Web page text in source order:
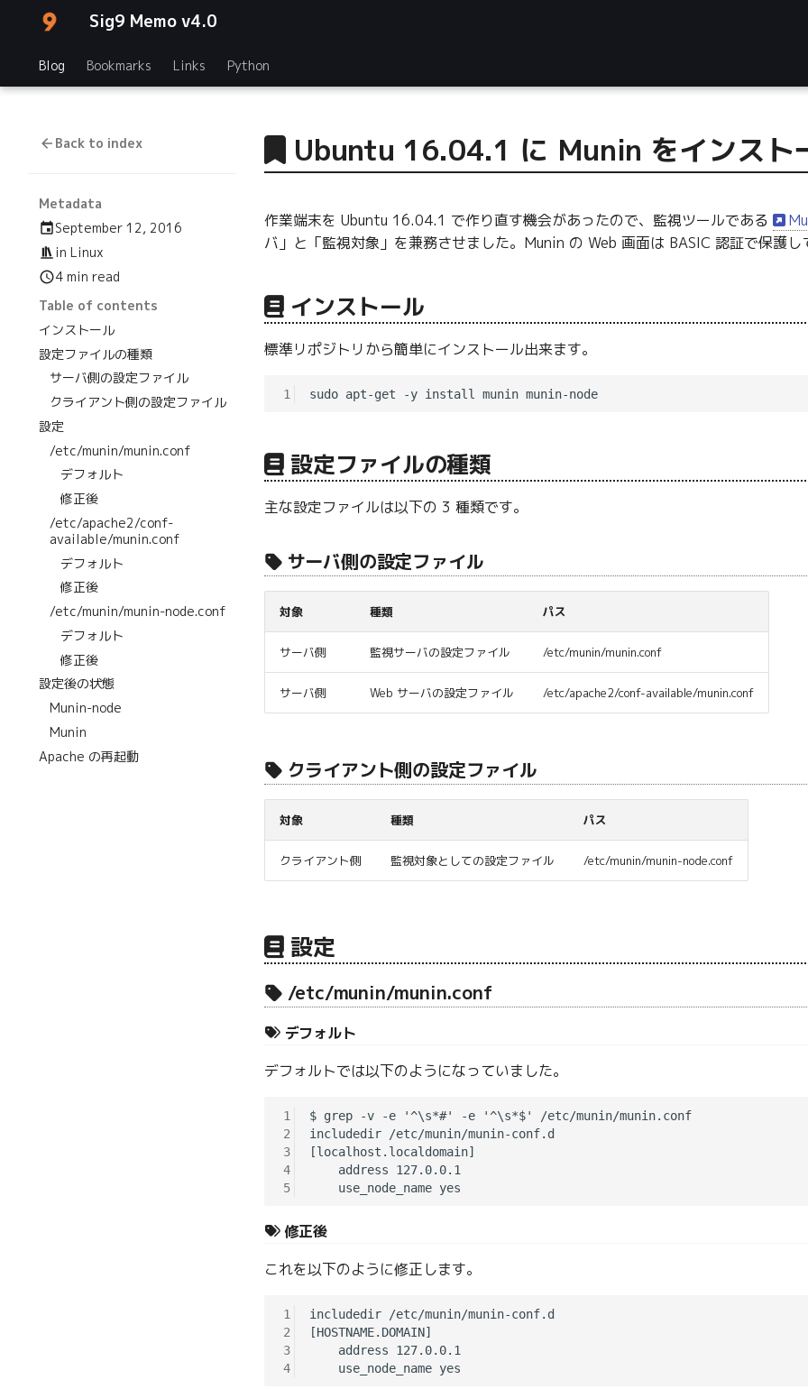
Sig9 Memo v4.0
Blog Bookmarks Links Python
Back to index
Metadata
September 12, 2016
inLinux
4 min read
Table of contents
インストール
設定ファイルの種類
サーバ側の設定ファイル
クライアント側の設定ファイル
設定
/etc/munin/munin.conf
デフォルト
修正後
/etc/apache2/conf-
available/munin.conf
デフォルト
修正後
/etc/munin/munin-node.conf
デフォルト
修正後
設定後の状態
Munin-node
Munin
Apache の再起動
Ubuntu 16.04.1 に Munin をインスト
作業端末を Ubuntu 16.04.1 で作り直す機会があったので、監視ツールである
バ」と「監視対象」を兼務させました。Munin の Web 画面は BASIC 認証で保護し
インストール
標準リポジトリから簡単にインストール出来ます。
1 sudo apt-get -y install munin munin-node
設定ファイルの種類
主な設定ファイルは以下の 3 種類です。
サーバ側の設定ファイル
対象 種類 パス
サーバ側 監視サーバの設定ファイル /etc/munin/munin.conf
サーバ側 Web サーバの設定ファイル /etc/apache2/conf-available/munin.conf
クライアント側の設定ファイル
対象 種類 パス
クライアント側 監視対象としての設定ファイル /etc/munin/munin-node.conf
設定
/etc/munin/munin.conf
デフォルト
デフォルトでは以下のようになっていました。
1
2
3
4
5
$ grep -v -e '^\s*#' -e '^\s*$' /etc/munin/munin.conf
includedir /etc/munin/munin-conf.d
[localhost.localdomain]
    address 127.0.0.1
修正後
これを以下のように修正します。
1
2
3
4
includedir /etc/munin/munin-conf.d
[HOSTNAME.DOMAIN]
    address 127.0.0.1